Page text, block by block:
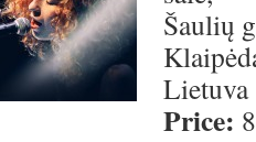
Šaulių
Lietuva
Price: